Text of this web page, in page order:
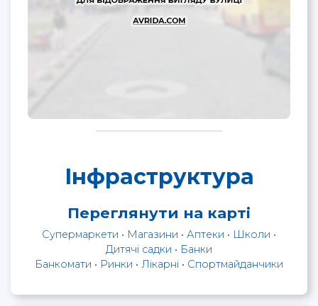
Інфраструктура
Переглянути на карті
Супермаркети • Магазини • Аптеки • Школи •
Дитячі садки • Банки
Банкомати • Ринки • Лікарні • Спортмайданчики